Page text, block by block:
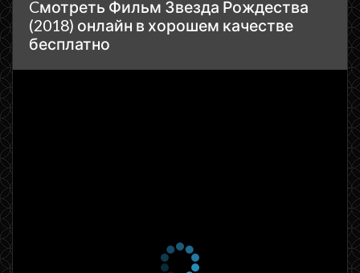
Cмотреть Фильм Звезда Рождества
(2018) онлайн в хорошем качестве
бесплатно